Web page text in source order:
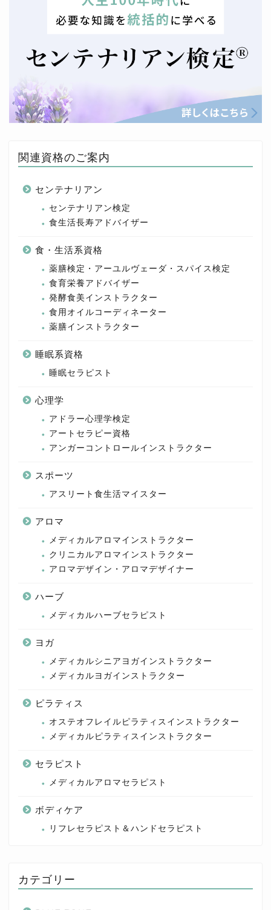
関連資格のご案内
センテナリアン
センテナリアン検定
食生活長寿アドバイザー
食・生活系資格
薬膳検定・アーユルヴェーダ・スパイス検定
食育栄養アドバイザー
発酵食美インストラクター
食用オイルコーディネーター
薬膳インストラクター
睡眠系資格
睡眠セラピスト
心理学
アドラー心理学検定
アートセラピー資格
アンガーコントロールインストラクター
スポーツ
アスリート食生活マイスター
アロマ
メディカルアロマインストラクター
クリニカルアロマインストラクター
アロマデザイン・アロマデザイナー
ハーブ
メディカルハーブセラピスト
ヨガ
メディカルシニアヨガインストラクター
メディカルヨガインストラクター
ピラティス
オステオフレイルピラティスインストラクター
メディカルピラティスインストラクター
セラピスト
メディカルアロマセラピスト
ボディケア
リフレセラピスト＆ハンドセラピスト
カテゴリー